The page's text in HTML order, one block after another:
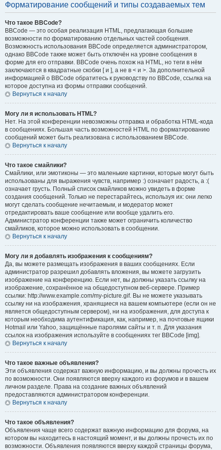
Форматирование сообщений и типы создаваемых тем
Что такое BBCode?
BBCode — это особая реализация HTML, предлагающая большие
возможности по форматированию отдельных частей сообщения.
Возможность использования BBCode определяется администратором,
однако BBCode также может быть отключён на уровне сообщения в
форме для его отправки. BBCode очень похож на HTML, но теги в нём
заключаются в квадратные скобки [ и ], а не в < и >. За дополнительной
информацией о BBCode обратитесь к руководству по BBCode, ссылка на
которое доступна из формы отправки сообщений.
Вернуться к началу
Могу ли я использовать HTML?
Нет. На этой конференции невозможны отправка и обработка HTML-кода
в сообщениях. Большая часть возможностей HTML по форматированию
сообщений может быть реализована с использованием BBCode.
Вернуться к началу
Что такое смайлики?
Смайлики, или эмотиконы — это маленькие картинки, которые могут быть
использованы для выражения чувств, например :) означает радость, а :(
означает грусть. Полный список смайликов можно увидеть в форме
создания сообщений. Только не перестарайтесь, используя их: они легко
могут сделать сообщение нечитаемым, и модератор может
отредактировать ваше сообщение или вообще удалить его.
Администратор конференции также может ограничить количество
смайликов, которое можно использовать в сообщении.
Вернуться к началу
Могу ли я добавлять изображения к сообщениям?
Да, вы можете размещать изображения в ваших сообщениях. Если
администратор разрешил добавлять вложения, вы можете загрузить
изображение на конференцию. Если нет, вы должны указать ссылку на
изображение, сохранённое на общедоступном веб-сервере. Пример
ссылки: http://www.example.com/my-picture.gif. Вы не можете указывать
ссылку ни на изображения, хранящиеся на вашем компьютере (если он не
является общедоступным сервером), ни на изображения, для доступа к
которым необходима аутентификация, как, например, на почтовые ящики
Hotmail или Yahoo, защищённые паролями сайты и т. п. Для указания
ссылок на изображения используйте в сообщениях тег BBCode [img].
Вернуться к началу
Что такое важные объявления?
Эти объявления содержат важную информацию, и вы должны прочесть их
по возможности. Они появляются вверху каждого из форумов и в вашем
личном разделе. Права на создание важных объявлений
предоставляются администратором конференции.
Вернуться к началу
Что такое объявления?
Объявления чаще всего содержат важную информацию для форума, на
котором вы находитесь в настоящий момент, и вы должны прочесть их по
возможности. Объявления появляются вверху каждой страницы форума,